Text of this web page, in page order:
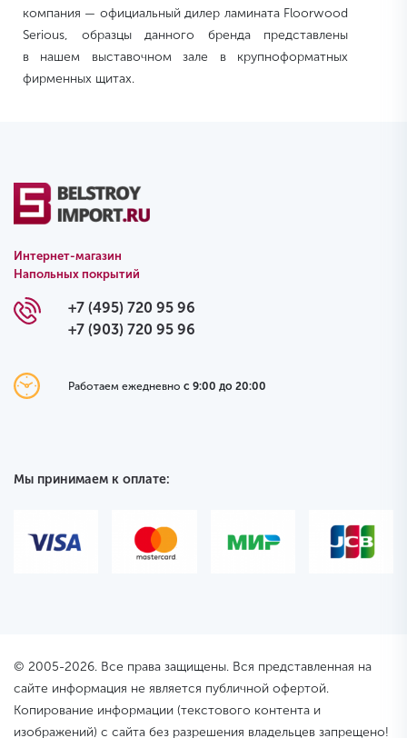
компания — официальный дилер ламината Floorwood
Serious, образцы данного бренда представлены
в нашем выставочном зале в крупноформатных
фирменных щитах.
Интернет-магазин
Напольных покрытий
+7 (495) 720 95 96
+7 (903) 720 95 96
Работаем ежедневно с 9:00 до 20:00
Мы принимаем к оплате:
© 2005-2026. Все права защищены. Вся представленная на
сайте информация не является публичной офертой.
Копирование информации (текстового контента и
изображений) с сайта без разрешения владельцев запрещено!